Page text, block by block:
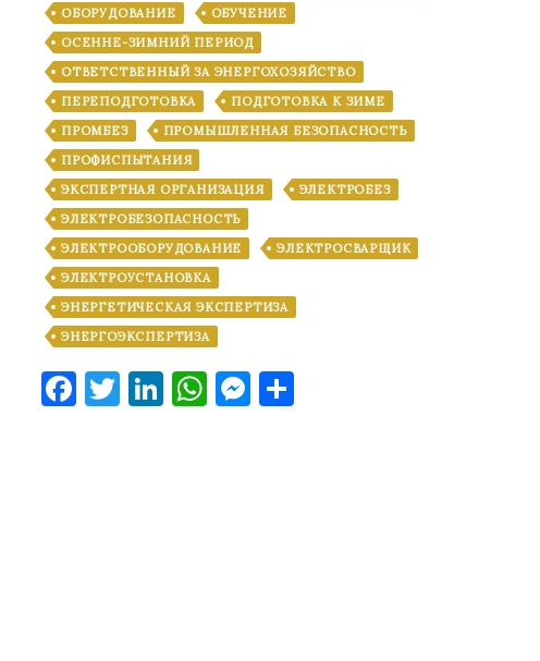
ОБОРУДОВАНИЕ
ОБУЧЕНИЕ
ОСЕННЕ-ЗИМНИЙ ПЕРИОД
ОТВЕТСТВЕННЫЙ ЗА ЭНЕРГОХОЗЯЙСТВО
ПЕРЕПОДГОТОВКА
ПОДГОТОВКА К ЗИМЕ
ПРОМБЕЗ
ПРОМЫШЛЕННАЯ БЕЗОПАСНОСТЬ
ПРОФИСПЫТАНИЯ
ЭКСПЕРТНАЯ ОРГАНИЗАЦИЯ
ЭЛЕКТРОБЕЗ
ЭЛЕКТРОБЕЗОПАСНОСТЬ
ЭЛЕКТРООБОРУДОВАНИЕ
ЭЛЕКТРОСВАРЩИК
ЭЛЕКТРОУСТАНОВКА
ЭНЕРГЕТИЧЕСКАЯ ЭКСПЕРТИЗА
ЭНЕРГОЭКСПЕРТИЗА
Facebook
Twitter
LinkedIn
WhatsApp
Messenger